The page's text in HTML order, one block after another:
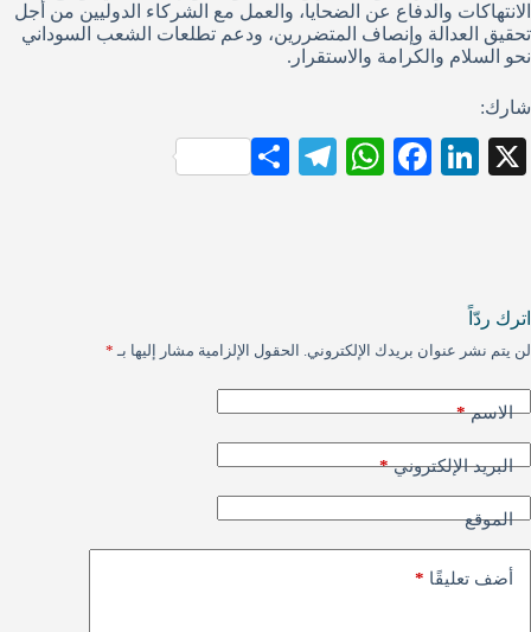
الانتهاكات والدفاع عن الضحايا، والعمل مع الشركاء الدوليين من أجل
تحقيق العدالة وإنصاف المتضررين، ودعم تطلعات الشعب السوداني
نحو السلام والكرامة والاستقرار.
شارك:
X
Li
Fa
W
Te
اترك ردّاً
لن يتم نشر عنوان بريدك الإلكتروني. الحقول الإلزامية مشار إليها بـ *
الاسم*
البريد الإلكتروني*
الموقع
أضف تعليقًا *